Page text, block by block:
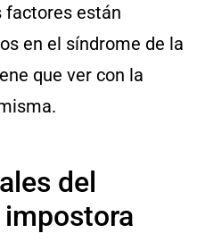
factores están
en el síndrome de la
que ver con la
del